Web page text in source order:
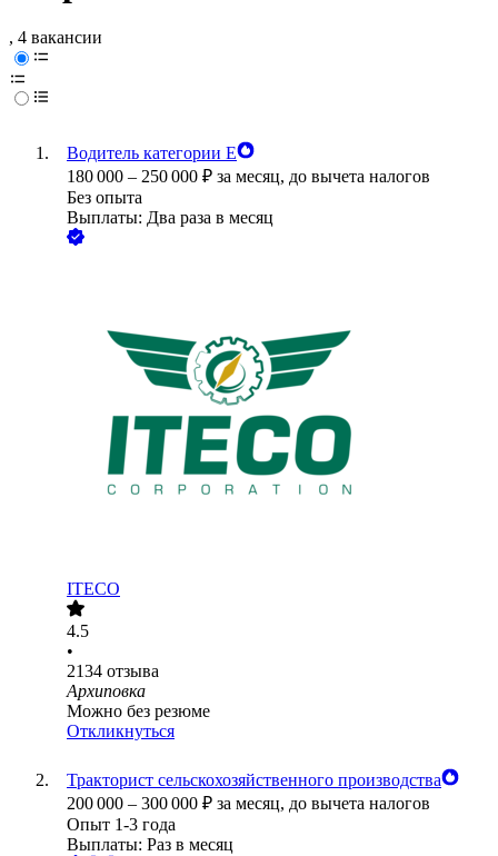
, 4 вакансии
Водитель категории Е
180 000 – 250 000 ₽ за месяц, до вычета налогов
Без опыта
Выплаты: Два раза в месяц
ITECO
4.5
•
2134 отзыва
Архиповка
Можно без резюме
Откликнуться
Тракторист сельскохозяйственного производства
200 000 – 300 000 ₽ за месяц, до вычета налогов
Опыт 1-3 года
Выплаты: Раз в месяц